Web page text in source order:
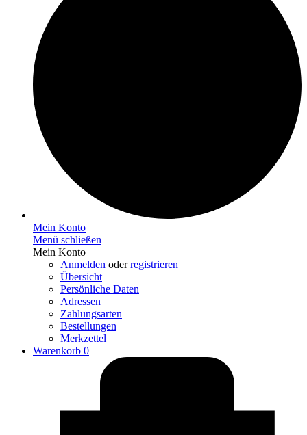
Mein Konto
Menü schließen
Mein Konto
Anmelden oderregistrieren
Übersicht
Persönliche Daten
Adressen
Zahlungsarten
Bestellungen
Merkzettel
Warenkorb 0